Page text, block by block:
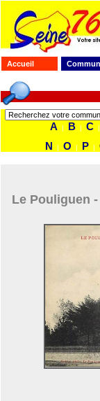
Accueil
A | B | C |
N
| O | P |
Le Pouliguen